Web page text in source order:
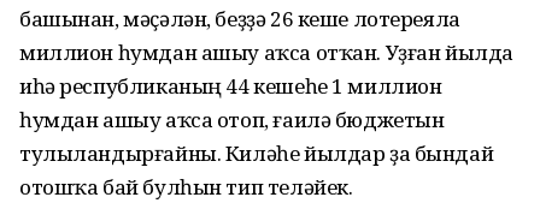
башынан, мәҫәлән, беҙҙә 26 кеше лотереяла
миллион һумдан ашыу аҡса отҡан. Уҙған йылда
иһә республиканың 44 кешеһе 1 миллион
һумдан ашыу аҡса отоп, ғаилә бюджетын
тулыландырғайны. Киләһе йылдар ҙа бындай
отошҡа бай булһын тип теләйек.